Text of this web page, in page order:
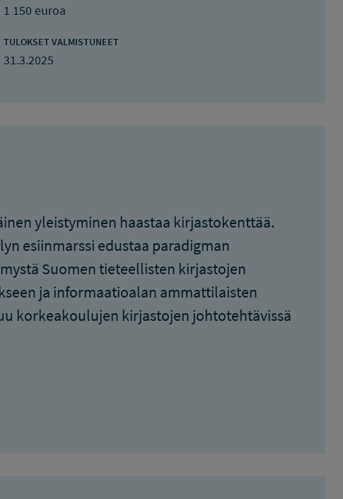
1 150 euroa
TULOKSET VALMISTUNEET
31.3.2025
yleistyminen haastaa kirjastokenttää.
esiinmarssi edustaa paradigman
Suomen tieteellisten kirjastojen
ja informaatioalan ammattilaisten
korkeakoulujen kirjastojen johtotehtävissä